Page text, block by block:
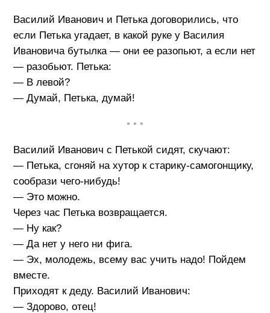
Василий Иванович и Петька договорились, что
если Петька угадает, в какой руке у Василия
Ивановича бутылка — они ее разопьют, а если нет
— разобьют. Петька:
— В левой?
— Думай, Петька, думай!
• • •
Василий Иванович с Петькой сидят, скучают:
— Петька, сгоняй на хутор к старику-самогонщику,
сообрази чего-нибудь!
— Это можно.
Через час Петька возвращается.
— Ну как?
— Да нет у него ни фига.
— Эх, молодежь, всему вас учить надо! Пойдем
вместе.
Приходят к деду. Василий Иванович:
— Здорово, отец!